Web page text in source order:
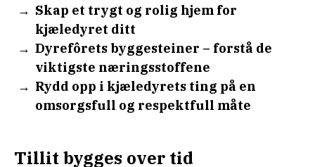
Skap et trygt og rolig hjem for
kjæledyret ditt
Dyrefôrets byggesteiner – forstå de
viktigste næringsstoffene
Rydd opp i kjæledyrets ting på en
omsorgsfull og respektfull måte
Tillit bygges over tid